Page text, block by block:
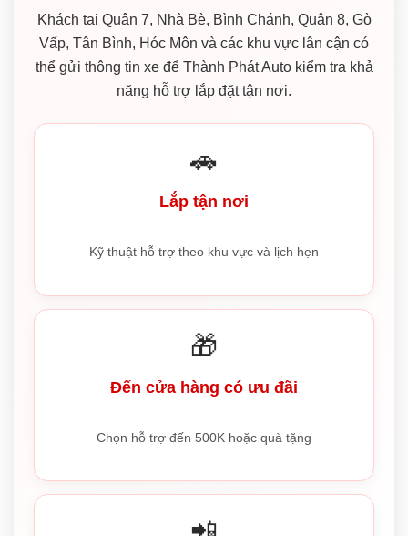
Khách tại Quận 7, Nhà Bè, Bình Chánh, Quận 8, Gò
Vấp, Tân Bình, Hóc Môn và các khu vực lân cận có
thể gửi thông tin xe để Thành Phát Auto kiểm tra khả
năng hỗ trợ lắp đặt tận nơi.
🚗
Lắp tận nơi
Kỹ thuật hỗ trợ theo khu vực và lịch hẹn
🎁
Đến cửa hàng có ưu đãi
Chọn hỗ trợ đến 500K hoặc quà tặng